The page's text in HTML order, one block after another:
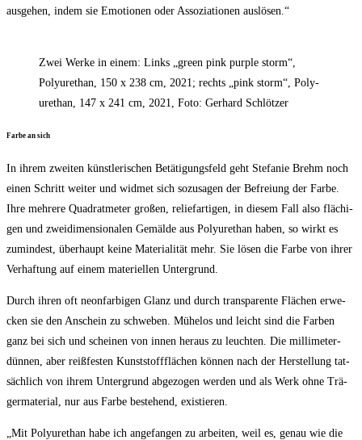
aus­ge­hen, indem sie Emo­tio­nen oder Asso­zia­tio­nen auslösen.“
Zwei Wer­ke in einem: Links „green pink pur­ple storm“,
Poly­ure­than, 150 x 238 cm, 2021; rechts „pink storm“, Poly­
ure­than, 147 x 241 cm, 2021, Foto: Ger­hard Schlötzer
Far­be an sich
In ihrem zwei­ten künst­le­ri­schen Betä­ti­gungs­feld geht Ste­fa­nie Brehm noch
einen Schritt wei­ter und wid­met sich sozu­sa­gen der Befrei­ung der Far­be.
Ihre meh­re­re Qua­drat­me­ter gro­ßen, reli­ef­ar­ti­gen, in die­sem Fall also flä­chi­
gen und zwei­di­men­sio­na­len Gemäl­de aus Poly­ure­than haben, so wirkt es
zumin­dest, über­haupt kei­ne Mate­ria­li­tät mehr. Sie lösen die Far­be von ihrer
Ver­haf­tung auf einem mate­ri­el­len Untergrund.
Durch ihren oft neon­far­bi­gen Glanz und durch trans­pa­ren­te Flä­chen erwe­
cken sie den Anschein zu schwe­ben. Mühe­los und leicht sind die Far­ben
ganz bei sich und schei­nen von innen her­aus zu leuch­ten. Die mil­li­me­ter­
dün­nen, aber reiß­fes­ten Kunst­stoff­flä­chen kön­nen nach der Her­stel­lung tat­
säch­lich von ihrem Unter­grund abge­zo­gen wer­den und als Werk ohne Trä­
ger­ma­te­ri­al, nur aus Far­be bestehend, existieren.
„Mit Poly­ure­than habe ich ange­fan­gen zu arbei­ten, weil es, genau wie die